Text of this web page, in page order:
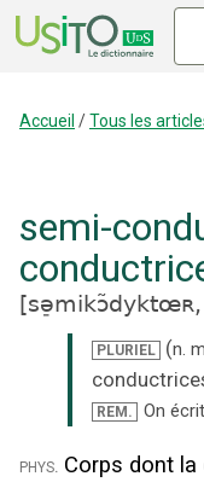
Accueil /Tous les
semi-
[sə̠mikɔ̃dyktœʀ,
PLURIEL (n.
REM. On
phys. Corps dont